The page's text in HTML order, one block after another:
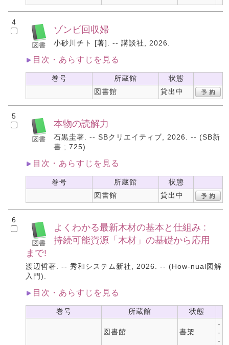
4
ゾンビ回収婦
小砂川チト [著]. -- 講談社, 2026.
目次・あらすじを見る
巻号 所蔵館
状態
図書館
貸出中
5
本物の読解力
石黒圭著. -- SBクリエイティブ, 2026. -- (SB新
書 ; 725).
目次・あらすじを見る
巻号 所蔵館
状態
図書館
貸出中
6
よくわかる最新木材の基本と仕組み :
持続可能資源「木材」の基礎から応用
まで!
渡辺哲著. -- 秀和システム新社, 2026. -- (How-nual図解
入門).
目次・あらすじを見る
巻号 所蔵館 状態
図書館 書架
-
-
-